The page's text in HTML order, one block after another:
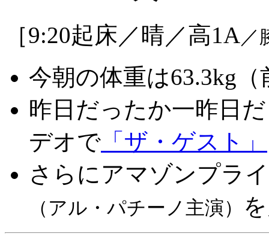
［9:20起床／晴／高1A ／
今朝の体重は63.3kg
昨日だったか一昨日
デオで 「ザ・ゲスト」
さらにアマゾンプラ
（アル・パチーノ主演）